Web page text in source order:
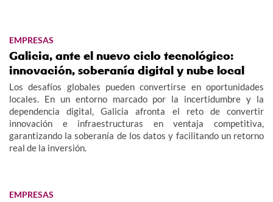
EMPRESAS
Galicia, ante el nuevo ciclo tecnológico:
innovación, soberanía digital y nube local
Los desafíos globales pueden convertirse en oportunidades
locales. En un entorno marcado por la incertidumbre y la
dependencia digital, Galicia afronta el reto de convertir
innovación e infraestructuras en ventaja competitiva,
garantizando la soberanía de los datos y facilitando un retorno
real de la inversión.
EMPRESAS